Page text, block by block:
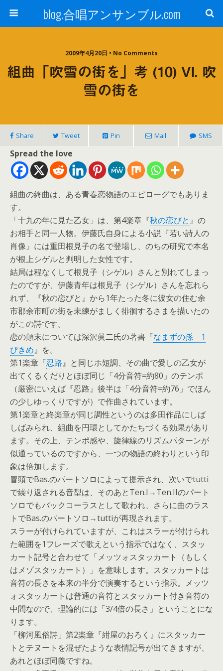
blog.合唱アンサンブル.com
2009年4月20日 • No Comments
組曲「吹雪の街を」考 (10) VI. 吹
雪の街を
Share Tweet Pin Mail SMS
Spread the love
組曲の終曲は、ある青春恋物語のエピローグでもありま
す。
「十九の年に見た乙女」は、第4楽章『秋の恋びと 』の
お相手と同一人物。伊藤氏自身による小説『若い詩人の
肖像』には重田根見子の名で登場し、のちの研究で本名
が根上シゲルと判明した女性です。
結局は程なくして根見子（シゲル）さんと別れてしまっ
たのですが、伊藤青年は根見子（シゲル）さんを忘れら
れず、『秋の恋びと』から1年たった冬に彼女の住む余
市郡余市町の街を未練がましく徘徊するさまを描いたの
がこの詩です。
恋の顛末については深沢眞二氏の著書『なまずの孫 1
ぴきめ』を。
第1楽章『忍路』と同じホ短調、その曲で愛しの乙女が
出てくるくだりとほぼ同じ「4分音符=約80」のテンポ
（厳密にいえば『忍路』後半は「4分音符=約76」でほん
の少しゆっくりですが）で作曲されています。
第1楽章と終楽章が同じ調性というのは多田作品にしば
しばみられ、組曲を円環としてかたちづくる効果があり
ます。その上、テンポ感や、旋律線のリズムパターンが
似通っているのですから、一つの物語の終わりという印
象は倍加します。
冒頭でBas.のパートソロによって提示され、次いでtutti
で繰り返される音型は、そのあとTen.I→Ten.IIのパート
ソロでもバックコーラスとして歌われ、さらに曲のラス
トでBas.のパートソロ→tuttiが再現されます。
スラーが付けられていますが、これはスラーが付けられ
た範囲を1フレーズで歌えという指示ではなく、スタッ
カート記号と合わせて「メッツォスタッカート（もしく
はメゾスタッカート）」を意味します。スタッカートは
音符の長さを本来の半分で演奏するという指示。メッツ
ォスタッカートは普通の音符とスタッカート付き音符の
中間なので、理論的には「3/4倍の長さ」ということにな
ります。
「柳河風俗詩」第2楽章『紺屋のおろく』にスタッカー
トとテヌートを混ぜたような表情記号が出てきますが、
あれとほぼ同義ですね。